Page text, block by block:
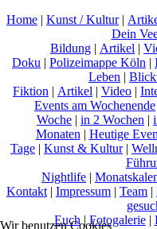
Home | Kunst / Kultur|
Dein
Bildung | Artikel |
Doku | Polizeimappe Köln |
Leben |
Fiktion | Artikel | Video |
Events am Wochenende
Woche | in 2 Wochen |
Monaten | Heutige
Tage | Kunst & Kultur|
Nightlife |
Kontakt | Impressum | Team |
Euch | Fotogalerie|
Wir benutzen Cookies